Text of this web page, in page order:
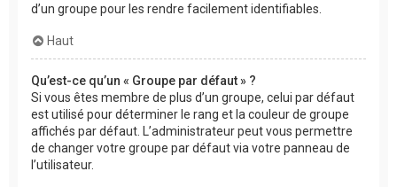
d’un groupe pour les rendre facilement identifiables.
Haut
Qu’est-ce qu’un « Groupe par défaut » ?
Si vous êtes membre de plus d’un groupe, celui par défaut
est utilisé pour déterminer le rang et la couleur de groupe
affichés par défaut. L’administrateur peut vous permettre
de changer votre groupe par défaut via votre panneau de
l’utilisateur.